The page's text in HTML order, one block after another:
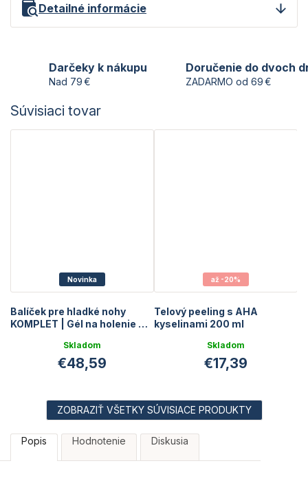
Detailné informácie
Darčeky k nákupu
Nad 79 €
Doručenie do dvoch
ZADARMO od 69 €
Súvisiaci tovar
Novinka
Balíček pre hladké nohy
KOMPLET | Gél na holenie +
Skladom
€48,59
až -20%
Telový peeling s AHA
kyselinami 200 ml
Skladom
€17,39
ZOBRAZIŤ VŠETKY SÚVISIACE PRODUKTY
Popis Hodnotenie Diskusia